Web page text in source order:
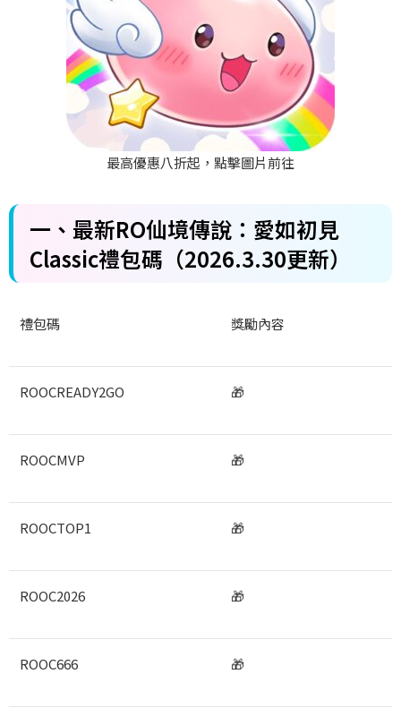
最高優惠八折起，點擊圖片前往
一、最新RO仙境傳說：愛如初見
Classic禮包碼（2026.3.30更新）
禮包碼 獎勵內容
ROOCREADY2GO 🎁
ROOCMVP 🎁
ROOCTOP1 🎁
ROOC2026 🎁
ROOC666 🎁